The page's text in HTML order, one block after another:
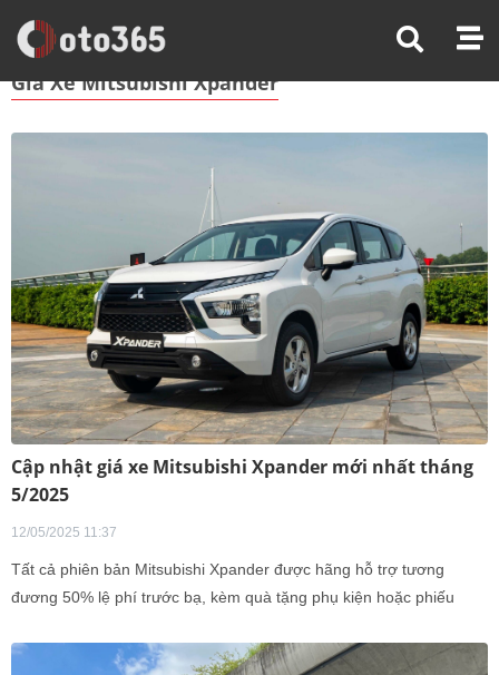
Trang Chủ Giá Xe Mitsubishi Xpander
Giá Xe Mitsubishi Xpander
Cập nhật giá xe Mitsubishi Xpander mới nhất tháng
5/2025
12/05/2025 11:37
Tất cả phiên bản Mitsubishi Xpander được hãng hỗ trợ tương
đương 50% lệ phí trước bạ, kèm quà tặng phụ kiện hoặc phiếu